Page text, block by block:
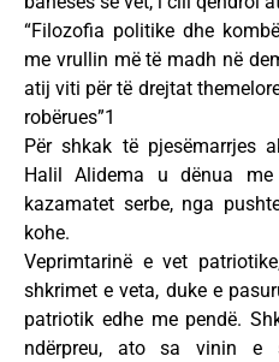
“Filozofia politike dhe
me vrullin më të madh në
atij viti për të drejtat
robërues”1
Për shkak të pjesëmarrjes
Halil Alidema u dënua
kazamatet serbe, nga
kohe.
Veprimtarinë e vet
shkrimet e veta, duke e
patriotik edhe me pendë.
ndërpreu, ato sa vinin e